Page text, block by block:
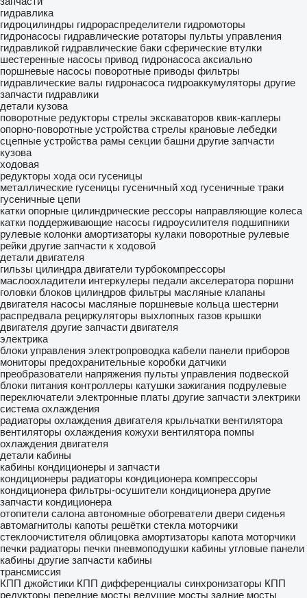
гидравлика
гидроцилиндры гидрораспределители гидромоторы
гидронасосы гидравлические ротаторы пульты управления
гидравликой гидравлические баки сферические втулки
шестеренные насосы привод гидронасоса аксиально
поршневые насосы поворотные приводы фильтры
гидравлические валы гидронасоса гидроаккумуляторы другие
запчасти гидравлики
детали кузова
поворотные редукторы стрелы экскаваторов квик-каплеры
опорно-поворотные устройства стрелы крановые лебедки
сцепные устройства рамы секции башни другие запчасти
кузова
ходовая
редукторы хода оси гусеницы
металлические гусеницы гусеничный ход гусеничные траки
гусеничные цепи
катки опорные цилиндрические рессоры направляющие колеса
катки поддерживающие насосы гидроусилителя подшипники
рулевые колонки амортизаторы кулаки поворотные рулевые
рейки другие запчасти к ходовой
детали двигателя
гильзы цилиндра двигатели турбокомпрессоры
маслоохладители интеркулеры педали акселератора поршни
головки блоков цилиндров фильтры масляные клапаны
двигателя насосы масляные поршневые кольца шестерни
распредвала рециркуляторы выхлопных газов крышки
двигателя другие запчасти двигателя
электрика
блоки управления электропроводка кабели панели приборов
мониторы предохранительные коробки датчики
преобразователи напряжения пульты управления подвеской
блоки питания контроллеры катушки зажигания подрулевые
переключатели электронные платы другие запчасти электрики
система охлаждения
радиаторы охлаждения двигателя крыльчатки вентилятора
вентиляторы охлаждения кожухи вентилятора помпы
охлаждения двигателя
детали кабины
кабины кондиционеры и запчасти
кондиционеры радиаторы кондиционера компрессоры
кондиционера фильтры-осушители кондиционера другие
запчасти кондиционера
отопители салона автономные обогреватели двери сиденья
автомагнитолы капоты решётки стекла моторчики
стеклоочистителя облицовка амортизаторы капота моторчики
печки радиаторы печки пневмоподушки кабины угловые панели
кабины другие запчасти кабины
трансмиссия
КПП джойстики КПП дифференциалы синхронизаторы КПП
редукторы передние мосты ведущие мосты задние мосты